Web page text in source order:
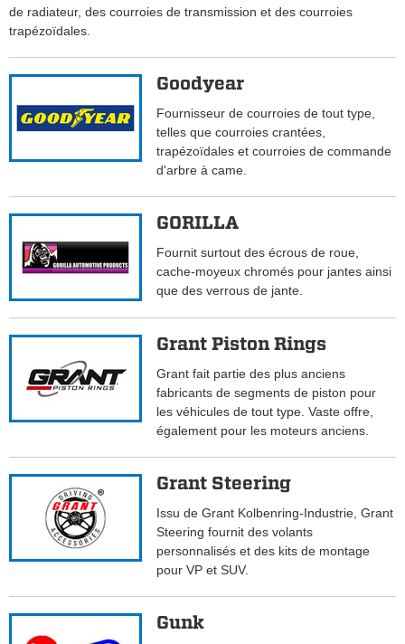
de radiateur, des courroies de transmission et des courroies
trapézoïdales.
Goodyear
Fournisseur de courroies de tout type,
telles que courroies crantées,
trapézoïdales et courroies de commande
d'arbre à came.
GORILLA
Fournit surtout des écrous de roue,
cache-moyeux chromés pour jantes ainsi
que des verrous de jante.
Grant Piston Rings
Grant fait partie des plus anciens
fabricants de segments de piston pour
les véhicules de tout type. Vaste offre,
également pour les moteurs anciens.
Grant Steering
Issu de Grant Kolbenring-Industrie, Grant
Steering fournit des volants
personnalisés et des kits de montage
pour VP et SUV.
Gunk